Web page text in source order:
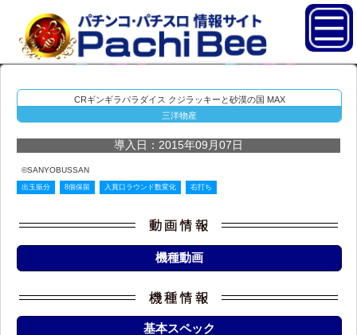
CRギンギラパラダイス クジラッキーと砂漠の国 MAX
三洋物産
導入日：2015年09月07日
©SANYOBUSSAN
出玉振分 8個保留 入賞口ラウンド数変化 右打ち
機種動画
基本スペック